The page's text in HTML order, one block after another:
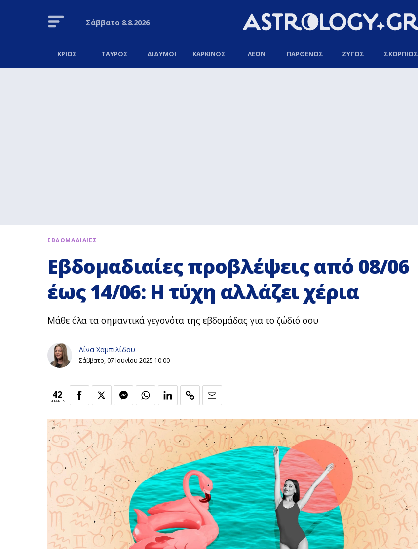
Σάββατο 8.8.2026
ΚΡΙΟΣ ΤΑΥΡΟΣ ΔΙΔΥΜΟΙ ΚΑΡΚΙΝΟΣ ΛΕΩΝ ΠΑΡΘΕΝΟΣ ΖΥΓΟΣ ΣΚΟΡΠΙΟΣ
ΕΒΔΟΜΑΔΙΑΙΕΣ
Εβδομαδιαίες προβλέψεις από 08/06
έως 14/06: Η τύχη αλλάζει χέρια
Μάθε όλα τα σημαντικά γεγονότα της εβδομάδας για το ζώδιό σου
Λίνα Χαμπιλίδου
Σάββατο, 07 Ιουνίου 2025 10:00
42
SHARES